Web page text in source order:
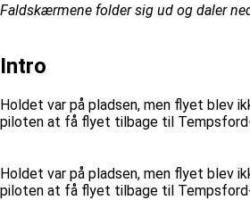
Faldskærmene folder sig ud og daler
Intro
Holdet var på pladsen, men flyet blev
piloten at få flyet tilbage til Tempsford-
Holdet var på pladsen, men flyet blev
piloten at få flyet tilbage til Tempsford-